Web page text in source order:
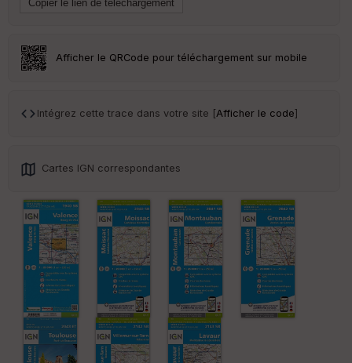
Afficher le QRCode pour téléchargement sur mobile
Intégrez cette trace dans votre site [Afficher le code]
Cartes IGN correspondantes